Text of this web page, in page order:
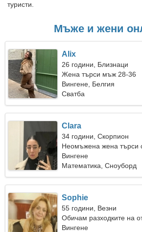
туристи.
Мъже и жени
Alix
26 години, Близнаци
Жена търси мъж 28-36
Вингене, Белгия
Сватба
Clara
34 години, Скорпион
Неомъжена жена търси
Вингене
Математика, Сноуборд
Sophie
55 години, Везни
Обичам разходките на
Вингене